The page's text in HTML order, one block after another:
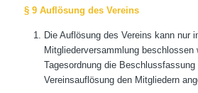
§ 9 Auflösung des Vereins
Die Auflösung des Vereins kann nur
Mitgliederversammlung beschlossen
Tagesordnung die Beschlussfassung
Vereinsauflösung den Mitgliedern